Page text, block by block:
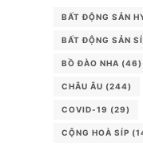
BẤT ĐỘNG SẢN
BẤT ĐỘNG SẢN
BỒ ĐÀO NHA (46)
CHÂU ÂU (244)
COVID-19 (29)
CỘNG HOÀ SÍP